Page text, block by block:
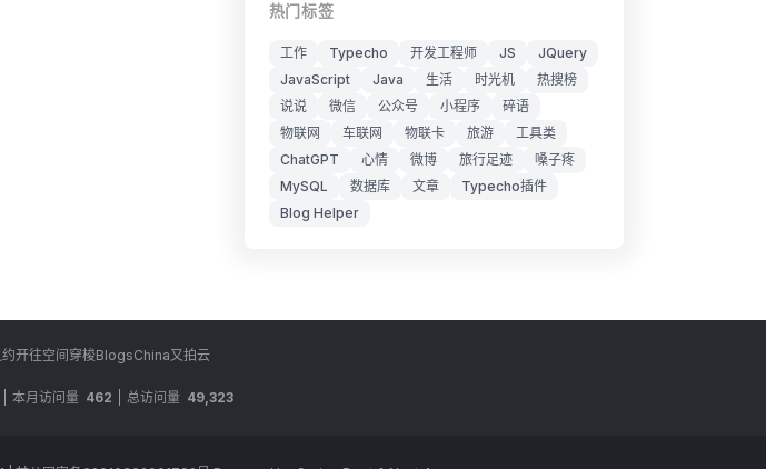
热门标签
工作 Typecho 开发工程师 JS
JQuery
JavaScript
Java 生活 时光机
热搜榜
说说
微信 公众号 小程序
碎语
物联网
车联网 物联卡 旅游
工具类
ChatGPT
心情 微博 旅行足迹
嗓子疼
MySQL
数据库 文章
Typecho插件
Blog Helper
开往空间穿梭BlogsChina又拍云
本月访问量 462 总访问量 49,323